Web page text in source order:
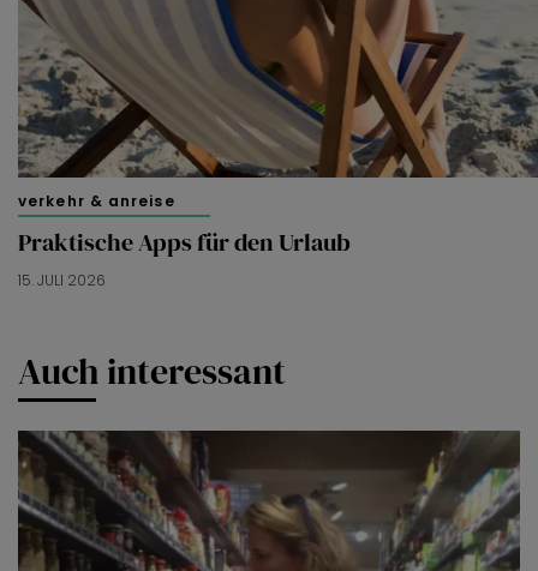
verkehr & anreise
Praktische Apps für den Urlaub
15. JULI 2026
Auch interessant